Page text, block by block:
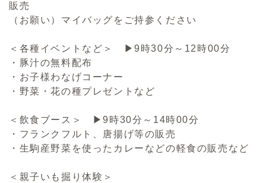
販売
（お願い）マイバッグをご持参ください
＜各種イベントなど＞ ▶9時30分～12時00分
・豚汁の無料配布
・お子様わなげコーナー
・野菜・花の種プレゼントなど
＜飲食ブース＞ ▶9時30分～14時00分
・フランクフルト、唐揚げ等の販売
・生駒産野菜を使ったカレーなどの軽食の販売など
＜親子いも掘り体験＞